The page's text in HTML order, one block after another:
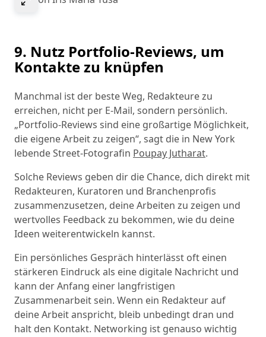
9. Nutz Portfolio-Reviews, um
Kontakte zu knüpfen
Manchmal ist der beste Weg, Redakteure zu
erreichen, nicht per E-Mail, sondern persönlich.
„Portfolio-Reviews sind eine großartige Möglichkeit,
die eigene Arbeit zu zeigen“, sagt die in New York
lebende Street-Fotografin Poupay Jutharat.
Solche Reviews geben dir die Chance, dich direkt mit
Redakteuren, Kuratoren und Branchenprofis
zusammenzusetzen, deine Arbeiten zu zeigen und
wertvolles Feedback zu bekommen, wie du deine
Ideen weiterentwickeln kannst.
Ein persönliches Gespräch hinterlässt oft einen
stärkeren Eindruck als eine digitale Nachricht und
kann der Anfang einer langfristigen
Zusammenarbeit sein. Wenn ein Redakteur auf
deine Arbeit anspricht, bleib unbedingt dran und
halt den Kontakt. Networking ist genauso wichtig